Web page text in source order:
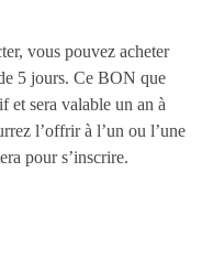
, vous pouvez acheter
5 jours. Ce BON que
et sera valable un an à
l’offrir à l’un ou l’une
pour s’inscrire.